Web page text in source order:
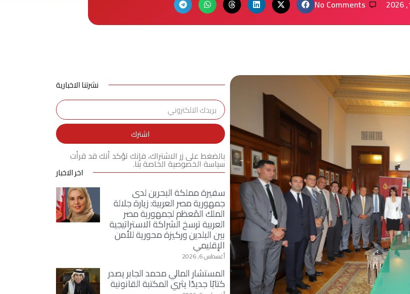
No Comments
نشرتنا الاخبارية
اشترك
بالضغط على زر الاشتراك، فإنك تؤكد أنك قد قرأت
سياسة الخصوصية الخاصة بنا.
اخر الاخبار
سفيرة مملكة البحرين لدى
جمهورية مصر العربية: زيارة جلالة
الملك المُعظم لجمهورية مصر
العربية ترسخ الشراكة الاستراتيجية
بين البلدين وركيزة محورية للأمن
الإقليمي
أغسطس 6, 2026
المستشار المالي محمد الجابر يصدر
كتابًا جديدًا يثري المكتبة القانونية